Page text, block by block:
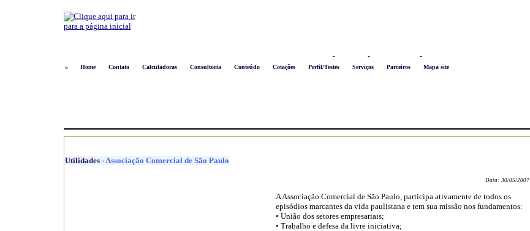
- - -
»
Home Contato Calculadoras Consultoria Conteúdo Cotações Perfil/Testes Serviços Parceiros Mapa site
Utilidades-Associação Comercial de São Paulo
Data: 30/05/2007
A Associação Comercial de São Paulo, participa ativamente de todos os
episódios marcantes da vida paulistana e tem sua missão nos fundamentos:
• União dos setores empresariais;
• Trabalho e defesa da livre iniciativa;